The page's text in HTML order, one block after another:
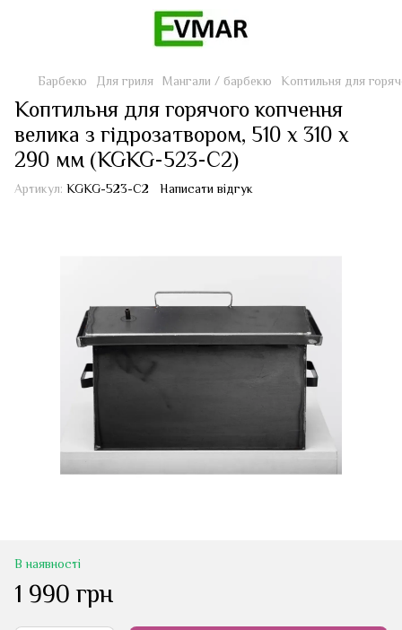
Барбекю Для гриля Мангали / барбекю Коптильня для
Коптильня для горячого копчення
велика з гідрозатвором, 510 х 310 х
290 мм (KGKG-523-C2)
Артикул: KGKG-523-C2 Написати відгук
В наявності
1 990 грн